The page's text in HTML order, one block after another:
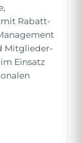
Rabatt-
Mitglieder-
Einsatz